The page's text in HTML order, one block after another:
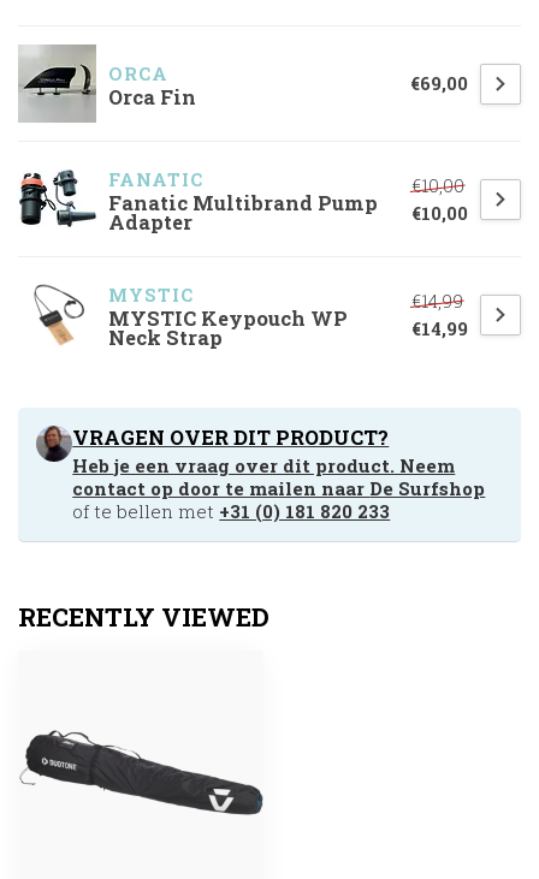
ORCA
Orca Fin
€69,00
FANATIC
Fanatic Multibrand Pump
Adapter
€10,00
€10,00
MYSTIC
MYSTIC Keypouch WP
Neck Strap
€14,99
€14,99
VRAGEN OVER DIT PRODUCT?
Heb je een vraag over dit product. Neem
contact op door te mailen naar De Surfshop
of te bellen met +31 (0) 181 820 233
RECENTLY VIEWED